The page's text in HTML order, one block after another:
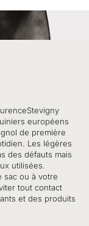
européens
de première
Les légères
des défauts mais
utilisées.
sac ou à votre
tout contact
et des produits